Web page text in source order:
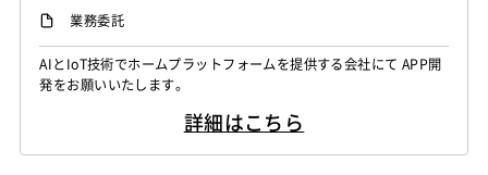
業務委託
AIとIoT技術でホームプラットフォームを提供する会社にて APP開
発をお願いいたします。
詳細はこちら